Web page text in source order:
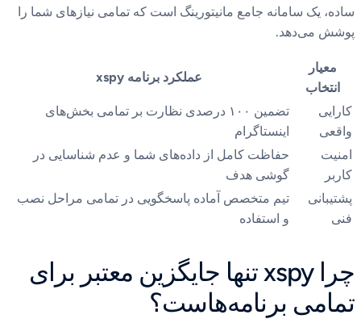
ساده، یک سامانه جامع مانیتورینگ است که تمامی نیازهای شما را
پوشش می‌دهد.
معیار
انتخاب
عملکرد برنامه xspy
کارایی
واقعی
تضمین ۱۰۰ درصدی نظارت بر تمامی بخش‌های
اینستاگرام
امنیت
کاربر
حفاظت کامل از داده‌های شما و عدم شناسایی در
گوشی هدف
پشتیبانی
فنی
تیم متخصص آماده پاسخگویی در تمامی مراحل نصب
و استفاده
چرا xspy تنها جایگزین معتبر برای
تمامی برنامه‌هاست؟